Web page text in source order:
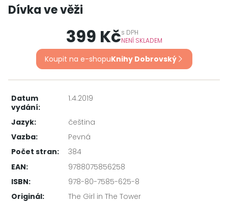
Dívka ve věži
399 Kčs DPH
NENÍ SKLADEM
Koupit na e-shopuKnihy Dobrovský
Datum
vydání:
1.4.2019
Jazyk:
čeština
Vazba:
Pevná
Počet stran:
384
EAN:
9788075856258
ISBN:
978-80-7585-625-8
Originál:
The Girl in The Tower